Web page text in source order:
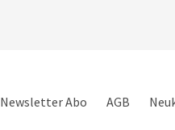
Newsletter Abo AGB